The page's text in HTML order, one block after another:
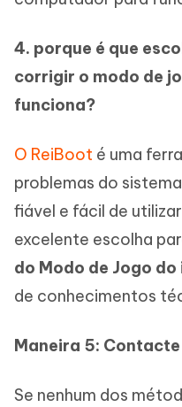
4. porque é que
corrigir o modo de
funciona?
O ReiBoot é uma
problemas do
fiável e fácil de
excelente escolha
do Modo de Jogo do
de conhecimentos
Maneira 5:
Se nenhum dos